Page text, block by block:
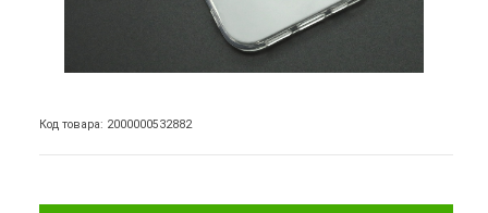
Код товара: 2000000532882